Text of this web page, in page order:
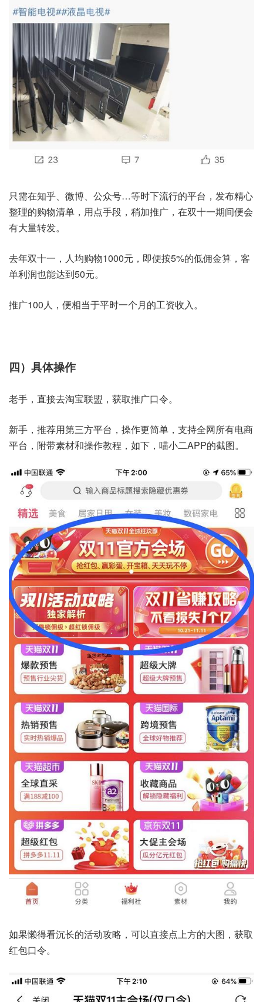
只需在知乎、微博、公众号…等时下流行的平台，发布精心
整理的购物清单，用点手段，稍加推广，在双十一期间便会
有大量转发。
去年双十一，人均购物1000元，即便按5%的低佣金算，客
单利润也能达到50元。
推广100人，便相当于平时一个月的工资收入。
四）具体操作
老手，直接去淘宝联盟，获取推广口令。
新手，推荐用第三方平台，操作更简单，支持全网所有电商
平台，附带素材和操作教程，如下，喵小二APP的截图。
如果懒得看沉长的活动攻略，可以直接点上方的大图，获取
红包口令。